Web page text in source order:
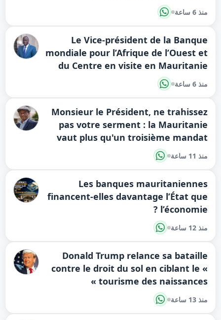
منذ 6 ساعة
Le Vice-président de la Banque
mondiale pour l’Afrique de l’Ouest et
du Centre en visite en Mauritanie
منذ 6 ساعة
Monsieur le Président, ne trahissez
pas votre serment : la Mauritanie
vaut plus qu'un troisième mandat
منذ 11 ساعة
Les banques mauritaniennes
financent-elles davantage l’État que
l’économie ?
منذ 12 ساعة
Donald Trump relance sa bataille
contre le droit du sol en ciblant le «
tourisme des naissances »
منذ 13 ساعة